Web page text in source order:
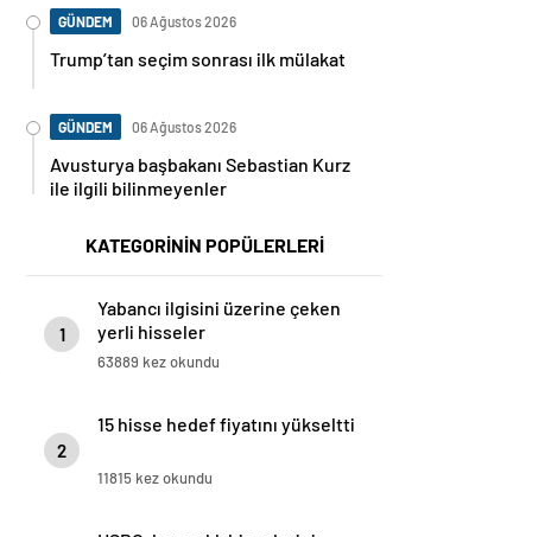
GÜNDEM 06 Ağustos 2026
Trump’tan seçim sonrası ilk mülakat
GÜNDEM 06 Ağustos 2026
Avusturya başbakanı Sebastian Kurz
ile ilgili bilinmeyenler
KATEGORİNİN POPÜLERLERİ
1
Yabancı ilgisini üzerine çeken
yerli hisseler
63889 kez okundu
2
15 hisse hedef fiyatını yükseltti
11815 kez okundu